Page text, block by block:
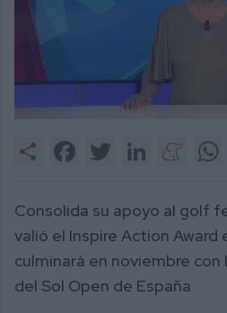
1
Share FacebookTwitter LinkedIn
Consolida su apoyo al golf
valió el Inspire Action Award
culminará en noviembre con
del Sol Open de España